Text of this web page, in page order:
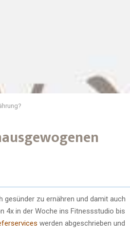
zu ernähren und damit auch
4x in der Woche ins Fitnessstudio bis
werden abgeschrieben und